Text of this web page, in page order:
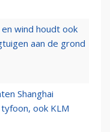
wind houdt ook
aan de grond
Shanghai
ook KLM